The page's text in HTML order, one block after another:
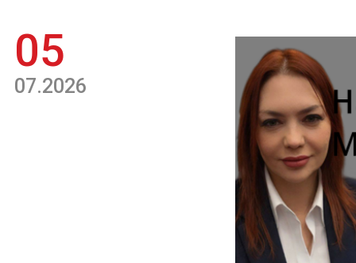
05
07.2026